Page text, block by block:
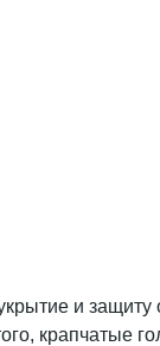
и
крапчатые